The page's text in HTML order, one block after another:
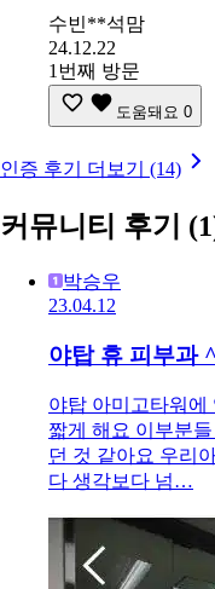
수빈**석맘
24.12.22
1번째 방문
도움돼요 0
인증 후기 더보기 (14)
커뮤니티 후기
박승우
23.04.12
야탑 휴 피부과
야탑 아미고타워에
짧게 해요 이부분
던 것 같아요 우리
다 생각보다 넘…